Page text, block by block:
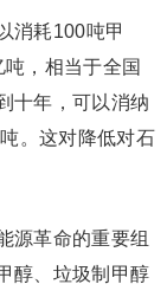
消耗100吨甲
，相当于全国
十年，可以消纳
。这对降低对石
源革命的重要组
醇、垃圾制甲醇